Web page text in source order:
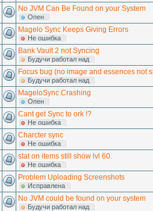
No JVM Can Be Found on your System
Опен
Magelo Sync Keeps Giving Errors
Hе ошибка
Bank Vault 2 not Syncing
Будучи работал над
Focus bug (no image and essences not
Будучи работал над
MageloSync Crashing
Опен
Cant get Sync to ork !?
Hе ошибка
Charcter sync
Hе ошибка
stat on items still show lvl 60.
Hе ошибка
Problem Uploading Screenshots
Исправлена
No JVM could be found on your system
Будучи работал над